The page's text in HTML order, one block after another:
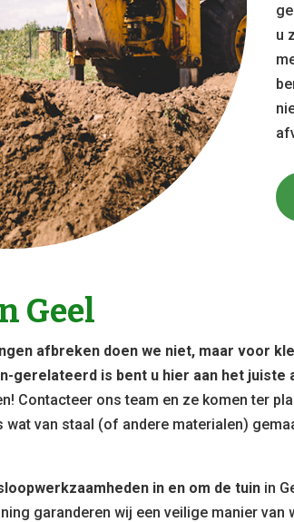
u
Geel
afbreken doen we niet, maar voor
gerelateerd is bent u hier aan het juiste
Contacteer ons team en ze komen ter
van staal (of andere materialen)
in en om de tuin in
garanderen wij een veilige manier van